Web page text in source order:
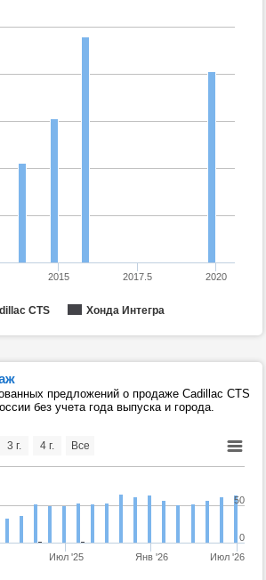
CTS Хонда Интегра
2015 2017.5 2020
предложений о продаже Cadillac CTS
без учета года выпуска и города.
Июл '25 Янв '26 Июл '26
0
50
3 г. 4 г. Все